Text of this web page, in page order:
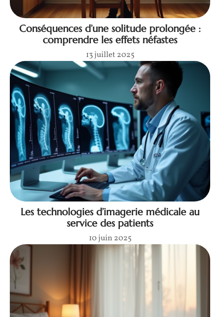
Conséquences d’une solitude prolongée :
comprendre les effets néfastes
13 juillet 2025
Les technologies d’imagerie médicale au
service des patients
10 juin 2025